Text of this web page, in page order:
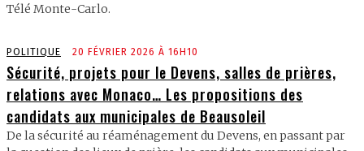
Télé Monte-Carlo.
POLITIQUE 20 FÉVRIER 2026 À 16H10
Sécurité, projets pour le Devens, salles de prières,
relations avec Monaco… Les propositions des
candidats aux municipales de Beausoleil
De la sécurité au réaménagement du Devens, en passant par